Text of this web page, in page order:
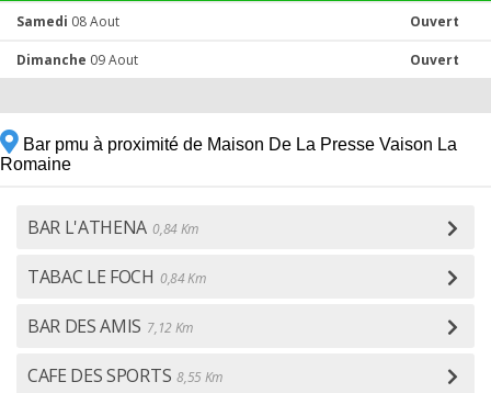
Samedi 08 Aout Ouvert
Dimanche 09 Aout Ouvert
Bar pmu à proximité de Maison De La Presse Vaison La
Romaine
BAR L'ATHENA 0,84 Km
TABAC LE FOCH 0,84 Km
BAR DES AMIS 7,12 Km
CAFE DES SPORTS 8,55 Km